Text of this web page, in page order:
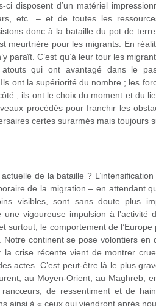
disposent d’un matériel
etc. – et de toutes les
donc à la bataille du pot de
meurtrière pour les migrants. En
paraît. C’est qu’à leur tour les
qui ont avantagé dans le
ont la supériorité du nombre ; les
; ils ont le choix du moment et du
procédés pour franchir les
certes surarmés mais toujours
de la bataille ?
de la migration – en attendant
visibles, sont sans doute plus
vigoureuse impulsion à l’activité
surtout, le comportement de
continent se pose volontiers en
crise récente vient de montrer
actes. C’est peut-être là le plus
au Moyen-Orient, au Maghreb,
de ressentiment et de
ainsi à « ceux qui viendront après